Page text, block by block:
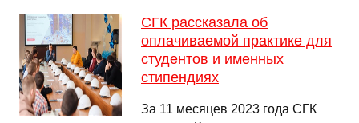
СГК рассказала об
оплачиваемой практике для
студентов и именных
стипендиях
За 11 месяцев 2023 года СГК